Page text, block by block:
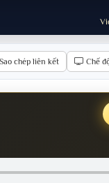
Sao chép liên kết Chế